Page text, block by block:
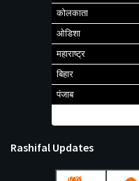
कोलकाता
ओडिशा
महाराष्ट्र
बिहार
पंजाब
Rashifal Updates